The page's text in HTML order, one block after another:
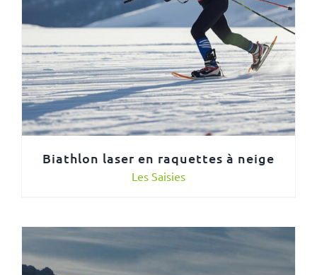
Biathlon laser en raquettes à neige
Les Saisies